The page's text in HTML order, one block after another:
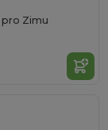
pro Zimu